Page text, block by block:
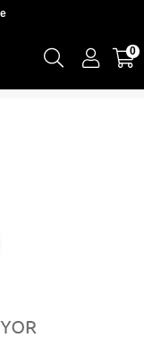
0